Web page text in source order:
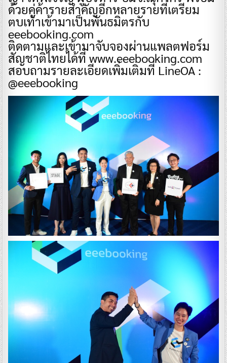
ด้วยคู่ค้ารายสำคัญอีกหลายรายที่เตรียม
ตบเท้าเข้ามาเป็นพันธมิตรกับ
eeebooking.com
ติดตามและเข้ามาจับจองผ่านแพลตฟอร์ม
สัญชาติไทยได้ที่ www.eeebooking.com
สอบถามรายละเอียดเพิ่มเติมที่ LineOA :
@eeebooking